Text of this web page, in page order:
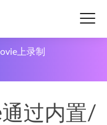
上录制
过内置/